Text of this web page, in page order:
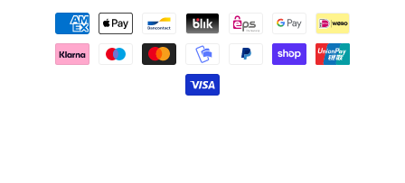
Zahlungsmethoden